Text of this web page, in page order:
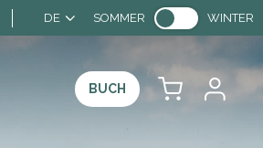
DE SOMMER WINTER
BUCH